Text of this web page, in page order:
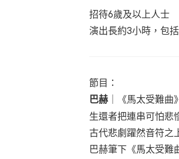
招待6歲及以上人士
演出長約3小時，包
節目：
巴赫 ｜《馬太受難曲》
生還者把連串可怕悲
古代悲劇躍然音符之
巴赫筆下《馬太受難